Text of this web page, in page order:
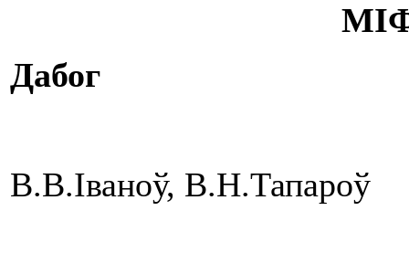
Дабог
В.В.Іваноў, В.Н.Тапароў